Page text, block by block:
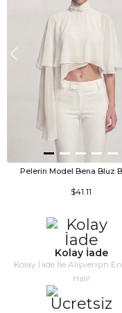
Pelerin Model Bena Bluz
$41.11
Kolay İade
Kolay İade İle Alışverişin
Hali!